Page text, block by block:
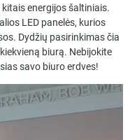
energijos šaltiniais.
LED panelės, kurios
Dydžių pasirinkimas čia
biurą. Nebijokite
savo biuro erdves!